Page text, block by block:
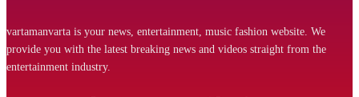
vartamanvarta is your news, entertainment, music fashion website. We
provide you with the latest breaking news and videos straight from the
entertainment industry.